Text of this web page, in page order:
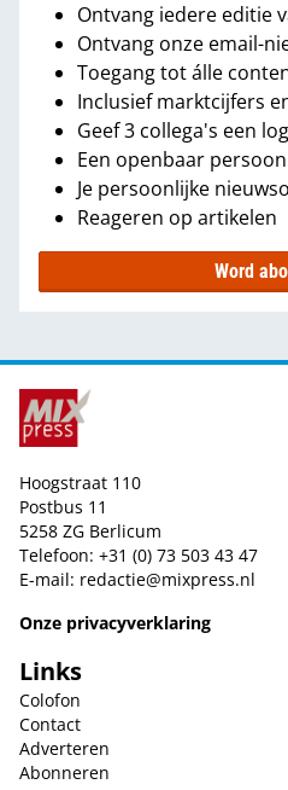
Ontvang iedere editie
Ontvang onze email-
Toegang tot álle
Inclusief marktcijfers
Geef 3 collega's een
Een openbaar
Je persoonlijke
Reageren op artikelen
Word
Hoogstraat 110
Postbus 11
5258 ZG Berlicum
Telefoon: +31 (0) 73 503 43 47
E-mail: redactie@mixpress.nl
Onze privacyverklaring
Links
Colofon
Contact
Adverteren
Abonneren